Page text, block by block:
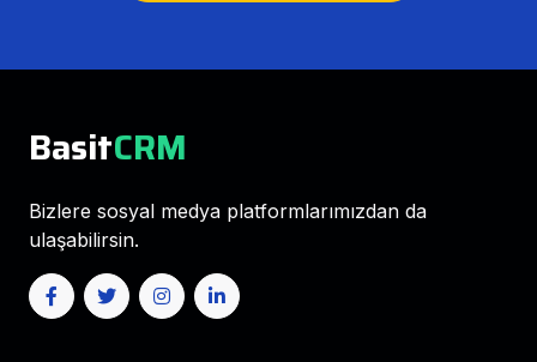
BasitCRM
Bizlere sosyal medya platformlarımızdan da
ulaşabilirsin.